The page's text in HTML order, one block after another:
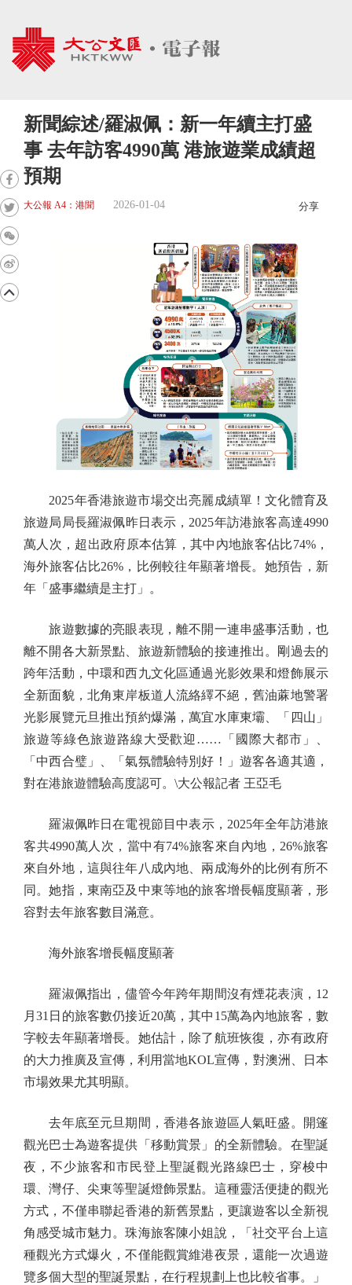
新聞綜述/羅淑佩：新一年續主打盛
事 去年訪客4990萬 港旅遊業成績超
預期
大公報 A4：港聞 2026-01-04 分享
2025年香港旅遊市場交出亮麗成績單！文化體育及
旅遊局局長羅淑佩昨日表示，2025年訪港旅客高達4990
萬人次，超出政府原本估算，其中內地旅客佔比74%，
海外旅客佔比26%，比例較往年顯著增長。她預告，新
年「盛事繼續是主打」。
旅遊數據的亮眼表現，離不開一連串盛事活動，也
離不開各大新景點、旅遊新體驗的接連推出。剛過去的
跨年活動，中環和西九文化區通過光影效果和燈飾展示
全新面貌，北角東岸板道人流絡繹不絕，舊油蔴地警署
光影展覽元旦推出預約爆滿，萬宜水庫東壩、「四山」
旅遊等綠色旅遊路線大受歡迎……「國際大都市」、
「中西合璧」、「氣氛體驗特別好！」遊客各適其適，
對在港旅遊體驗高度認可。\大公報記者 王亞毛
羅淑佩昨日在電視節目中表示，2025年全年訪港旅
客共4990萬人次，當中有74%旅客來自內地，26%旅客
來自外地，這與往年八成內地、兩成海外的比例有所不
同。她指，東南亞及中東等地的旅客增長幅度顯著，形
容對去年旅客數目滿意。
海外旅客增長幅度顯著
羅淑佩指出，儘管今年跨年期間沒有煙花表演，12
月31日的旅客數仍接近20萬，其中15萬為內地旅客，數
字較去年顯著增長。她估計，除了航班恢復，亦有政府
的大力推廣及宣傳，利用當地KOL宣傳，對澳洲、日本
市場效果尤其明顯。
去年底至元旦期間，香港各旅遊區人氣旺盛。開篷
觀光巴士為遊客提供「移動賞景」的全新體驗。在聖誕
夜，不少旅客和市民登上聖誕觀光路線巴士，穿梭中
環、灣仔、尖東等聖誕燈飾景點。這種靈活便捷的觀光
方式，不僅串聯起香港的新舊景點，更讓遊客以全新視
角感受城市魅力。珠海旅客陳小姐說，「社交平台上這
種觀光方式爆火，不僅能觀賞維港夜景，還能一次過遊
覽多個大型的聖誕景點，在行程規劃上也比較省事。」